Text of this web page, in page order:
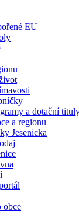
EU
a dotační
a regionu
Jesenicka
obce